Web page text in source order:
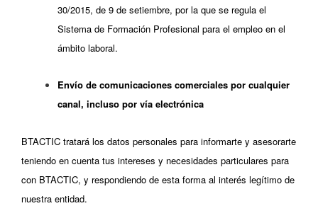
30/2015, de 9 de setiembre, por la que se regula el
Sistema de Formación Profesional para el empleo en el
ámbito laboral.
Envío de comunicaciones comerciales por cualquier
canal, incluso por vía electrónica
BTACTIC tratará los datos personales para informarte y asesorarte
teniendo en cuenta tus intereses y necesidades particulares para
con BTACTIC, y respondiendo de esta forma al interés legítimo de
nuestra entidad.